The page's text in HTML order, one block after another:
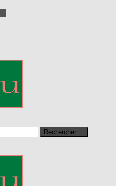
Rechercher …